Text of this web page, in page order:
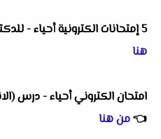
5 إمتحانات الكترونية أحياء - للدكتور ابراهيم سعيد
هنا
امتحان الكتروني أحياء - درس
👈من هنا